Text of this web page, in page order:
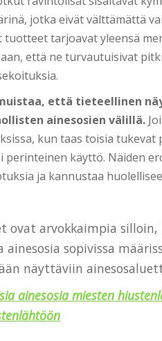
jotka eivät välttämättä
tarjoavat yleensä
että ne turvautuisivat
että tieteellinen
ainesosien välillä.
kun taas toisia tukevat
käyttö. Näiden
ja kannustaa
ovat arvokkaimpia silloin,
sopivissa
näyttäviin
ainesosia miesten